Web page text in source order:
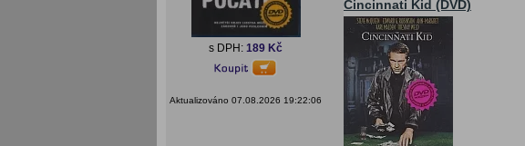
s DPH: 189 Kč
Aktualizováno 07.08.2026 19:22:06
Cincinnati Kid (DVD)